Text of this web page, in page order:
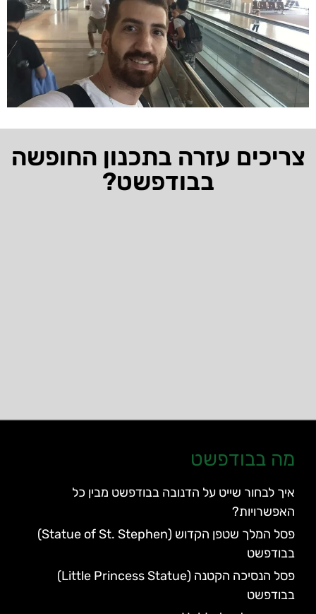
צריכים עזרה בתכנון החופשה
בבודפשט?
מה בבודפשט
איך לבחור שייט על הדנובה בבודפשט מבין כל
האפשרויות?
פסל המלך שטפן הקדוש (Statue of St. Stephen)
בבודפשט
פסל הנסיכה הקטנה (Little Princess Statue)
בבודפשט